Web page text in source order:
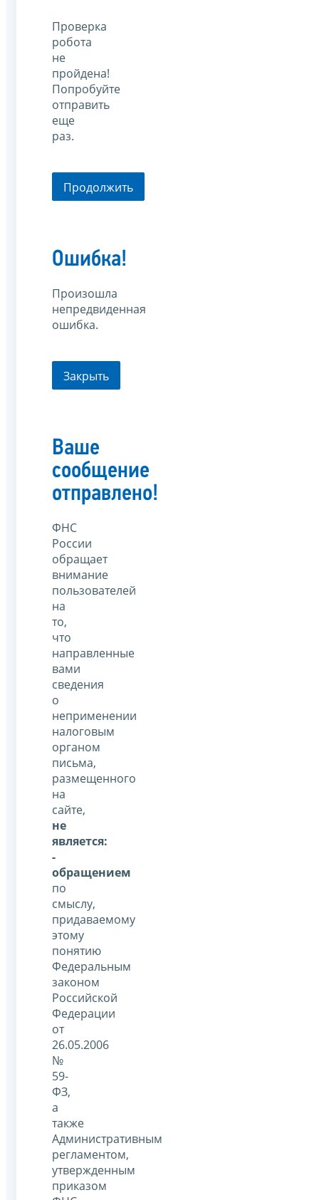
Проверка
робота
не
пройдена!
Попробуйте
отправить
еще
раз.
Продолжить
Ошибка!
Произошла
непредвиденная
ошибка.
Закрыть
Ваше
сообщение
отправлено!
ФНС
России
обращает
внимание
пользователей
на
то,
что
направленные
вами
сведения
о
неприменении
налоговым
органом
письма,
размещенного
на
сайте,
не
является:
-
обращением
по
смыслу,
придаваемому
этому
понятию
Федеральным
законом
Российской
Федерации
от
26.05.2006
№
59-
ФЗ,
а
также
Административным
регламентом,
утвержденным
приказом